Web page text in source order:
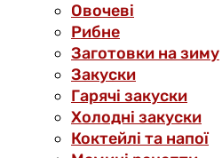
Овочеві
Рибне
Заготовки на зиму
Закуски
Гарячі закуски
Холодні закуски
Коктейлі та напої